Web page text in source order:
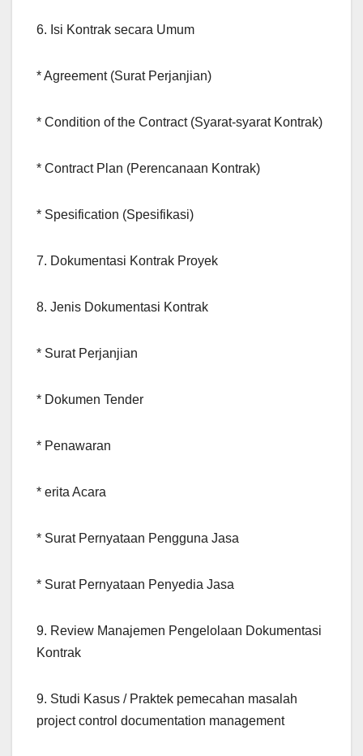
6. Isi Kontrak secara Umum
* Agreement (Surat Perjanjian)
* Condition of the Contract (Syarat-syarat Kontrak)
* Contract Plan (Perencanaan Kontrak)
* Spesification (Spesifikasi)
7. Dokumentasi Kontrak Proyek
8. Jenis Dokumentasi Kontrak
* Surat Perjanjian
* Dokumen Tender
* Penawaran
* erita Acara
* Surat Pernyataan Pengguna Jasa
* Surat Pernyataan Penyedia Jasa
9. Review Manajemen Pengelolaan Dokumentasi
Kontrak
9. Studi Kasus / Praktek pemecahan masalah
project control documentation management